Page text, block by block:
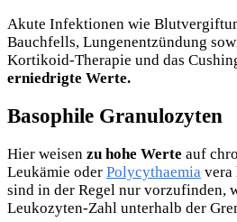
Akute Infektionen wie
Bauchfells, Lungenentzündung
Kortikoid-Therapie und das
erniedrigte Werte.
Basophile Granulozyten
Hier weisen zu hohe Werte auf
Leukämie oder Polycythaemia vera
sind in der Regel nur vorzufinden,
Leukozyten-Zahl unterhalb der